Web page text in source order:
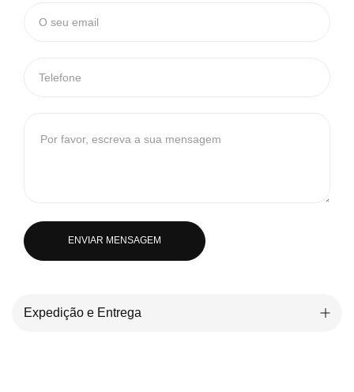
ENVIAR MENSAGEM
Expedição e Entrega